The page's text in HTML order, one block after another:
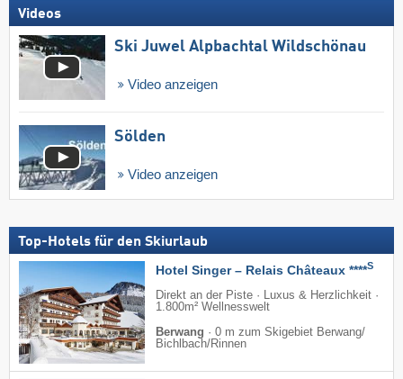
Videos
Ski Juwel Alpbachtal Wildschönau
Video anzeigen
Sölden
Video anzeigen
Top-Hotels für den Skiurlaub
Hotel Singer – Relais Châteaux ****S
Direkt an der Piste · Luxus & Herzlichkeit ·
1.800m² Wellnesswelt
Berwang · 0 m zum Skigebiet Berwang/​
Bichlbach/​Rinnen